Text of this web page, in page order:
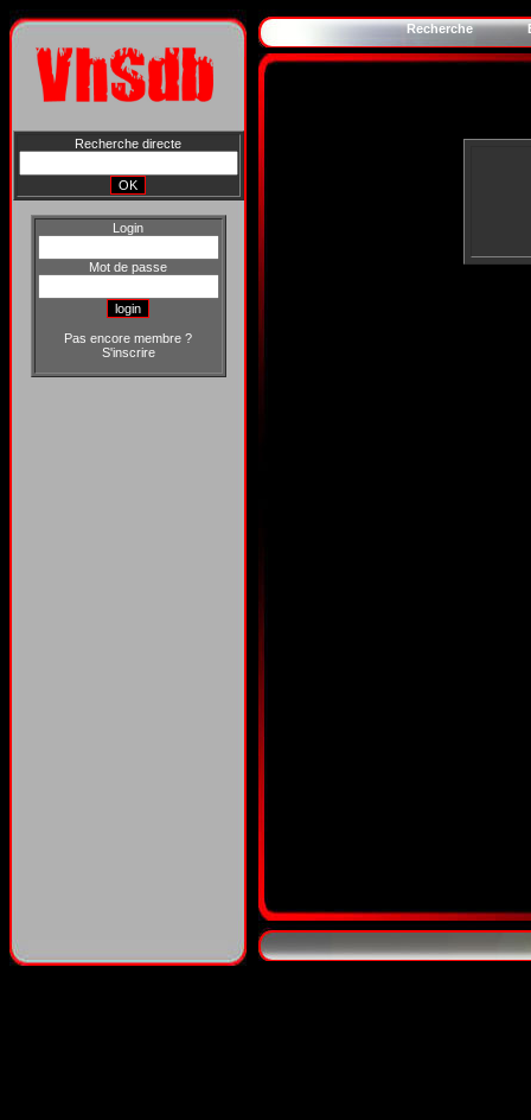
Recherche directe
Login
Mot de passe
Pas encore membre ?
S'inscrire
Recherche